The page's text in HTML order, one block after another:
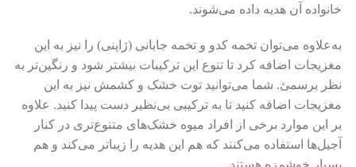
خانواده آن هدیه داده می‌شوند.
به‌علاوه می‌توان تخمه کدو و تخمه جابانی (ژاپنی) را نیز به این
مغزیجات اضافه کرد تا تنوع این ترکیبات بیشتر شود و رنگین‌تر به
نظر برسمئ. شما می‌توانید توت خشک و کشمش نیز به این
مغزیجات اضافه کنید تا به ترکیبی بی‌نظیر دست پیدا کنید. علاوه
بر این موارد برخی از افراد میوه خشک‌های متنوع‌تری در کنار
آجیل‌ها استفاده می‌کنند که هم این هدیه را زیباتر می‌کند و هم
بسیار خوشمزه هستند.